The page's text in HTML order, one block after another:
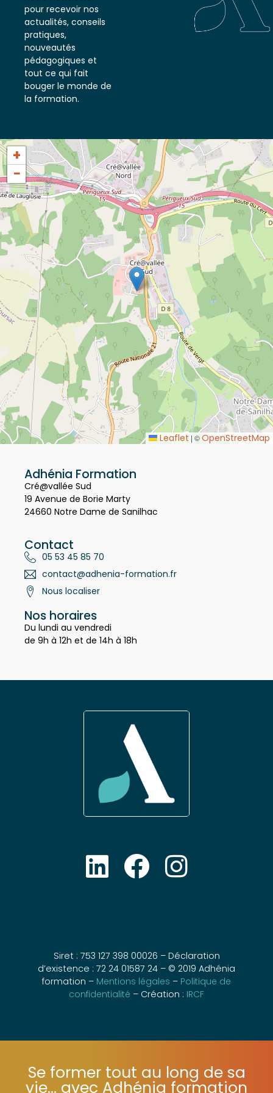
notre newsletter
pour recevoir nos
actualités, conseils
pratiques,
nouveautés
pédagogiques et
tout ce qui fait
bouger le monde de
+
−
Adhénia Formation
Cré@vallée Sud
19 Avenue de Borie Marty
Contact
05 53 45 85 70
contact@adhenia-formation.fr
Nos horaires
Du lundi au vendredi
Siret : 753 127 398 00026 – Déclaration
d’existence : 72 24 01587 24 – © 2019 Adhénia
formation –Mentions légales– Politique de
Se former tout au long de sa